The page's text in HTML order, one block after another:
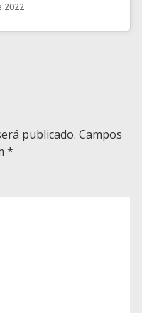
2022
publicado. Campos
*